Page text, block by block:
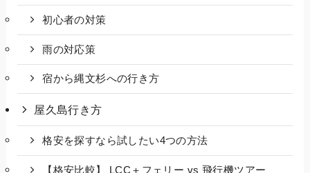
初心者の対策
雨の対応策
宿から縄文杉への行き方
屋久島行き方
格安を探すなら試したい4つの方法
【格安比較】 LCC＋フェリー vs 飛行機ツアー